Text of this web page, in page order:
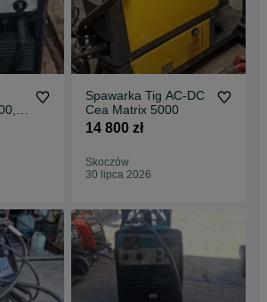
Spawarka Tig AC-DC
Cea Matrix 5000
14 800 zł
Skoczów
30 lipca 2026